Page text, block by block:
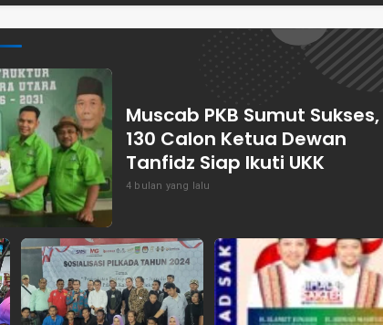
Muscab PKB Sumut Sukses,
130 Calon Ketua Dewan
Tanfidz Siap Ikuti UKK
4 bulan yang lalu